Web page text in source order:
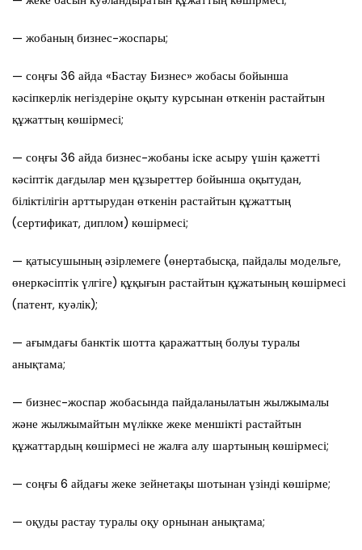
— жобаның бизнес-жоспары;
— соңғы 36 айда «Бастау Бизнес» жобасы бойынша
кәсіпкерлік негіздеріне оқыту курсынан өткенін растайтын
құжаттың көшірмесі;
— соңғы 36 айда бизнес-жобаны іске асыру үшін қажетті
кәсіптік дағдылар мен құзыреттер бойынша оқытудан,
біліктілігін арттырудан өткенін растайтын құжаттың
(сертификат, диплом) көшірмесі;
— қатысушының әзірлемеге (өнертабысқа, пайдалы модельге,
өнеркәсіптік үлгіге) құқығын растайтын құжатының көшірмесі
(патент, куәлік);
— ағымдағы банктік шотта қаражаттың болуы туралы
анықтама;
— бизнес-жоспар жобасында пайдаланылатын жылжымалы
және жылжымайтын мүлікке жеке меншікті растайтын
құжаттардың көшірмесі не жалға алу шартының көшірмесі;
— соңғы 6 айдағы жеке зейнетақы шотынан үзінді көшірме;
— оқуды растау туралы оқу орнынан анықтама;